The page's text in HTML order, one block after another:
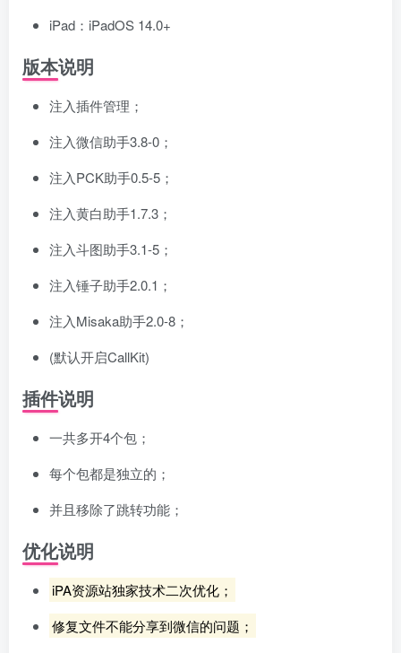
iPad：iPadOS 14.0+
版本说明
注入插件管理；
注入微信助手3.8-0；
注入PCK助手0.5-5；
注入黄白助手1.7.3；
注入斗图助手3.1-5；
注入锤子助手2.0.1；
注入Misaka助手2.0-8；
(默认开启CallKit)
插件说明
一共多开4个包；
每个包都是独立的；
并且移除了跳转功能；
优化说明
iPA资源站独家技术二次优化；
修复文件不能分享到微信的问题；